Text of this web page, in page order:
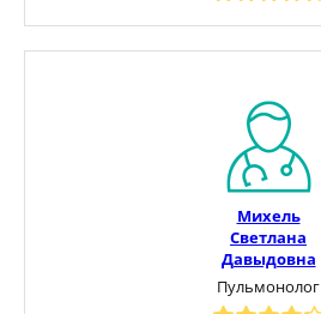
Михель
Светлана
Давыдовна
Пульмонолог